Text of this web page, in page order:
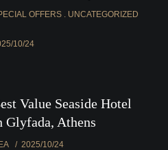
OFFERS UNCATEGORIZED
10/24
Value Seaside Hotel
Glyfada, Athens
2025/10/24